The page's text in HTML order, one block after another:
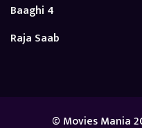
Baaghi 4
Raja Saab
© Movies Mania